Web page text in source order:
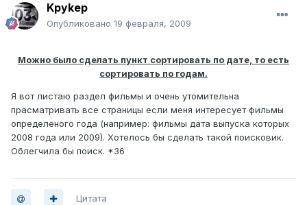
Kpykep
Опубликовано 19 февраля, 2009
Можно было сделать пункт сортировать по дате, то есть
сортировать по годам.
Я вот листаю раздел фильмы и очень утомительна
прасматривать все страницы если меня интересует фильмы
определеного года (например: фильмы дата выпуска которых
2008 года или 2009). Хотелось бы сделать такой поисковик.
Облегчила бы поиск. *36
Цитата